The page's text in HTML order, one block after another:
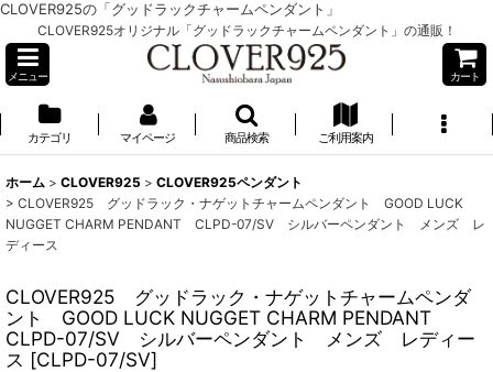
CLOVER925の「グッドラックチャームペンダント」
CLOVER925オリジナル「グッドラックチャームペンダント」の通販！
メニュー カート
カテゴリ マイページ 商品検索 ご利用案内
ホーム > CLOVER925 > CLOVER925ペンダント
> CLOVER925 グッドラック・ナゲットチャームペンダント GOOD LUCK
NUGGET CHARM PENDANT CLPD-07/SV シルバーペンダント メンズ レ
ディース
CLOVER925 グッドラック・ナゲットチャームペンダ
ント GOOD LUCK NUGGET CHARM PENDANT
CLPD-07/SV シルバーペンダント メンズ レディー
ス [CLPD-07/SV]